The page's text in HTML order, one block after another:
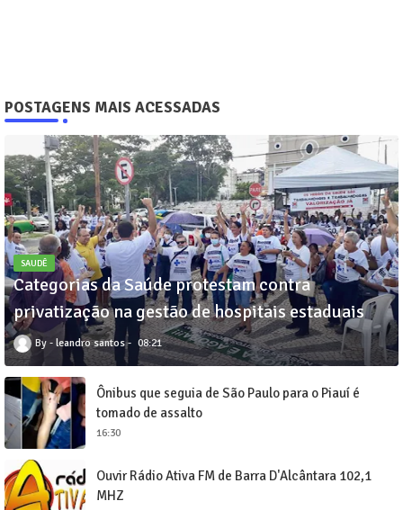
POSTAGENS MAIS ACESSADAS
SAUDÊ
Categorias da Saúde protestam contra
privatização na gestão de hospitais estaduais
leandro santos 08:21
Ônibus que seguia de São Paulo para o Piauí é
tomado de assalto
16:30
Ouvir Rádio Ativa FM de Barra D'Alcântara 102,1
MHZ